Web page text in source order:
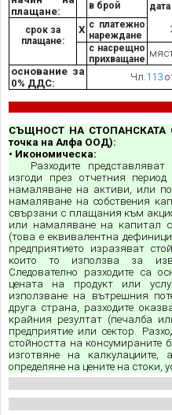
плащане:
в брой
срок за
плащане:
Х с платежно
нареждане
с насрещно
прихващане
основание за
0% ДДС:
Чл.113
СЪЩНОСТ НА СТОПАНСКАТА
точка на Алфа ООД):
• Икономическа:
Разходите
изгоди през отчетния
намаляване на активи, или
намаляване на собствения
свързани с плащания към
или намаляване на капитал
(това е еквивалентна
предприятието изразяват
които то използва за
Следователно разходите са
цената на продукт или
използване на вътрешния
друга страна, разходите
крайния резултат (печалба
предприятие или сектор.
стойността на консумираните
изготвяне на
определяне на цените на стоки,